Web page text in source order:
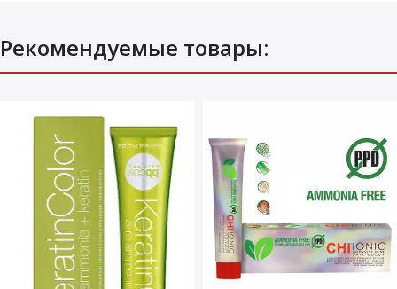
Рекомендуемые товары: